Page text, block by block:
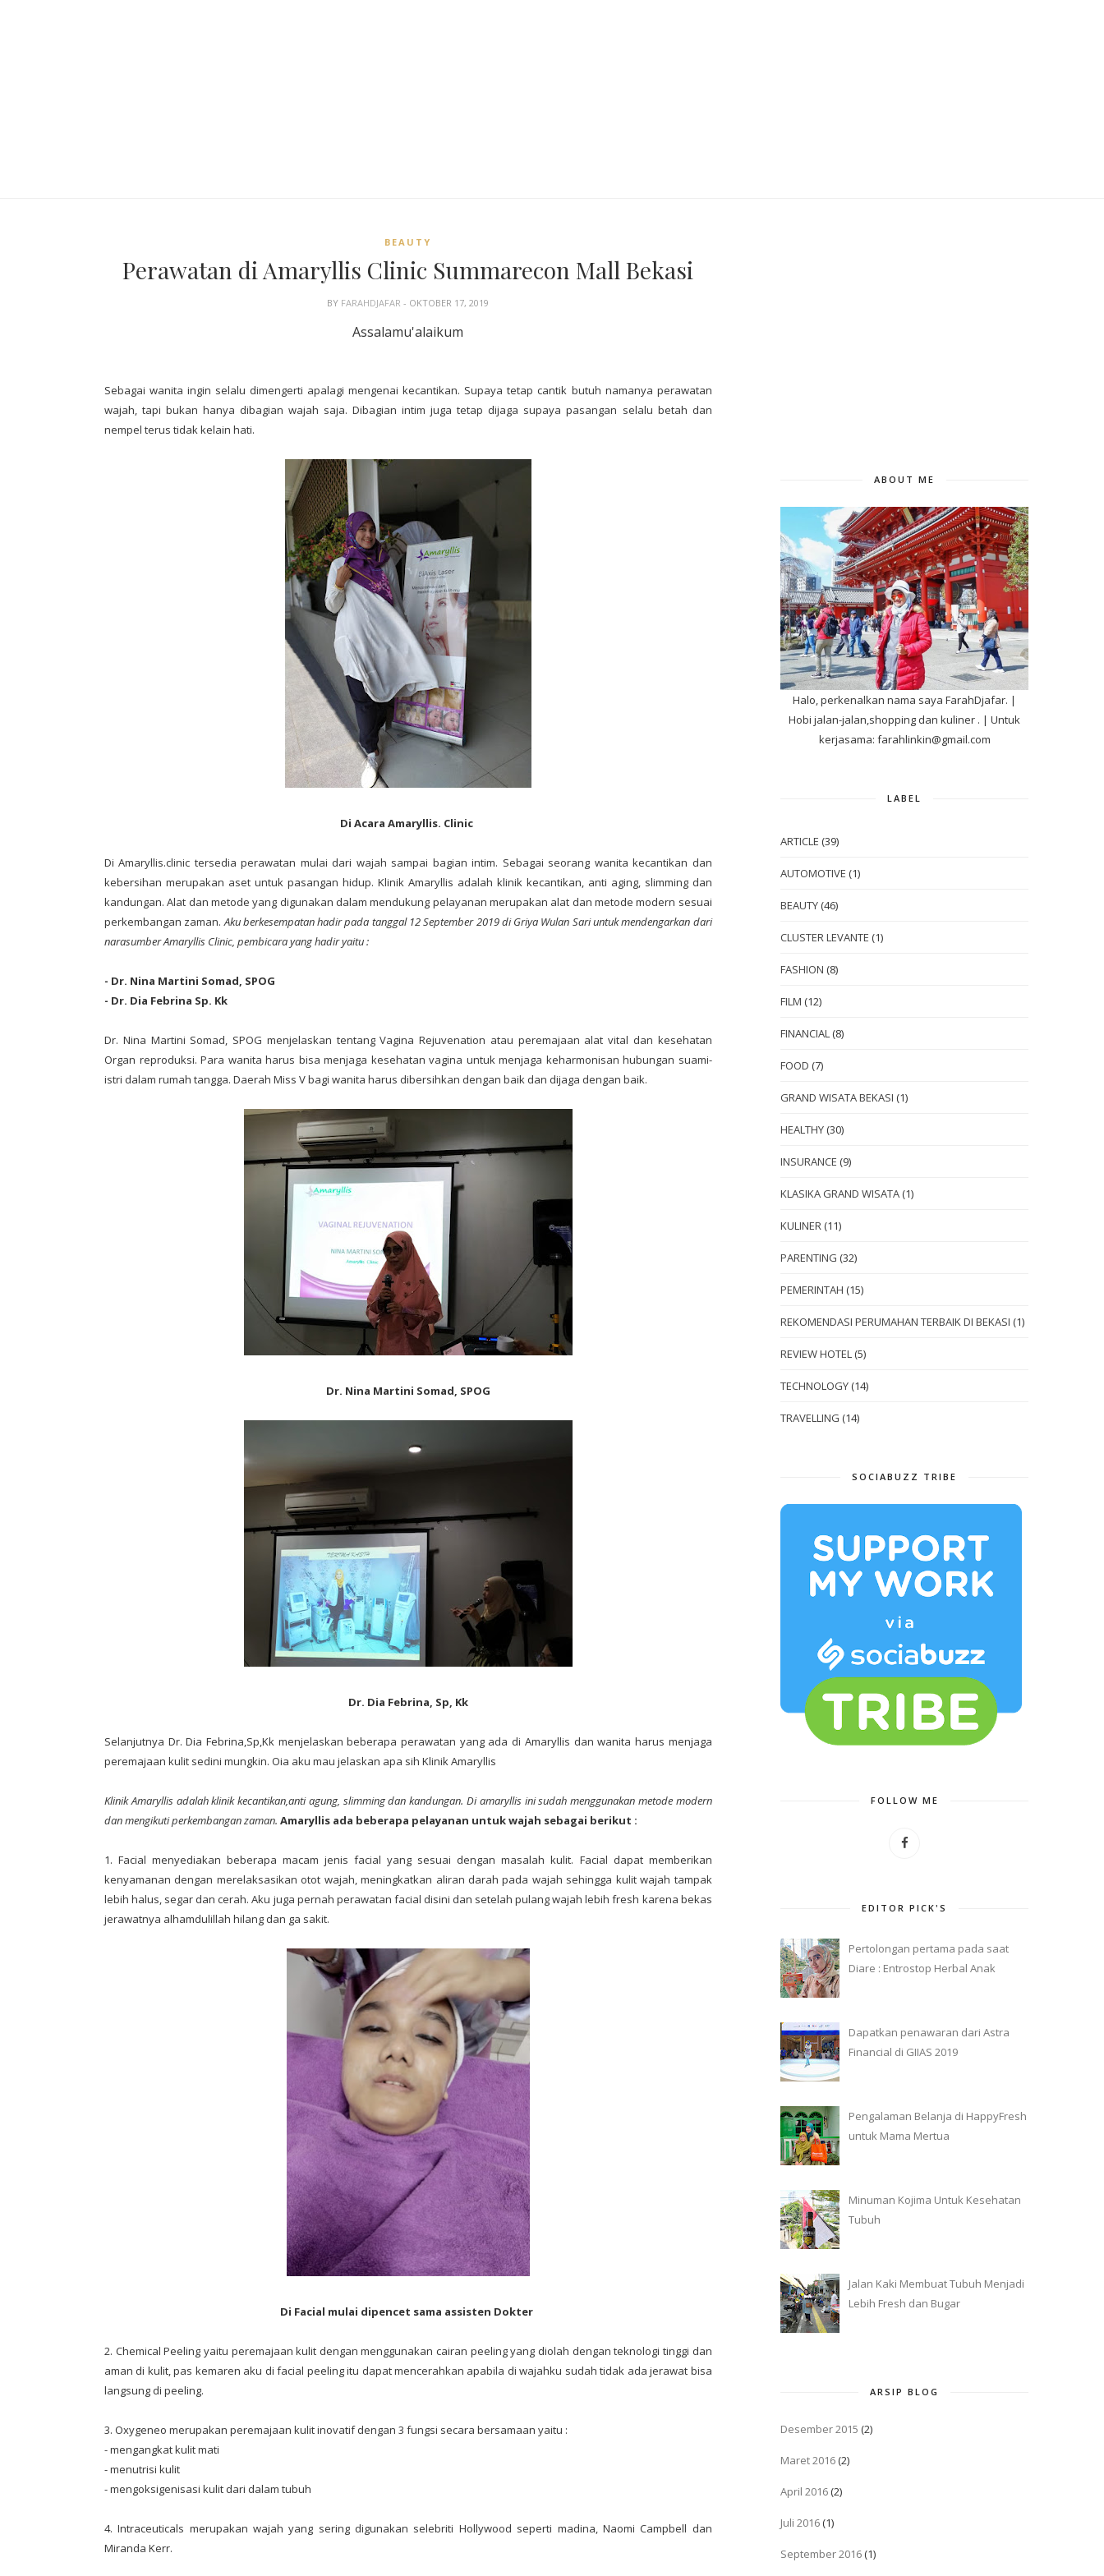
BEAUTY
Perawatan di Amaryllis Clinic Summarecon Mall Bekasi
BY FARAHDJAFAR- OKTOBER 17, 2019
Assalamu'alaikum
Sebagai wanita ingin selalu dimengerti apalagi mengenai kecantikan. Supaya tetap cantik butuh namanya perawatan
wajah, tapi bukan hanya dibagian wajah saja. Dibagian intim juga tetap dijaga supaya pasangan selalu betah dan
nempel terus tidak kelain hati.
Di Acara Amaryllis. Clinic
Di Amaryllis.clinic tersedia perawatan mulai dari wajah sampai bagian intim. Sebagai seorang wanita kecantikan dan
kebersihan merupakan aset untuk pasangan hidup. Klinik Amaryllis adalah klinik kecantikan, anti aging, slimming dan
kandungan. Alat dan metode yang digunakan dalam mendukung pelayanan merupakan alat dan metode modern sesuai
perkembangan zaman.Aku berkesempatan hadir pada tanggal 12 September 2019 di Griya Wulan Sari untuk mendengarkan dari
narasumber Amaryllis Clinic, pembicara yang hadir yaitu :
- Dr. Nina Martini Somad, SPOG
- Dr. Dia Febrina Sp. Kk
Dr. Nina Martini Somad, SPOG menjelaskan tentang Vagina Rejuvenation atau peremajaan alat vital dan kesehatan
Organ reproduksi. Para wanita harus bisa menjaga kesehatan vagina untuk menjaga keharmonisan hubungan suami-
istri dalam rumah tangga. Daerah Miss V bagi wanita harus dibersihkan dengan baik dan dijaga dengan baik.
Dr. Nina Martini Somad, SPOG
Dr. Dia Febrina, Sp, Kk
Selanjutnya Dr. Dia Febrina,Sp,Kk menjelaskan beberapa perawatan yang ada di Amaryllis dan wanita harus menjaga
peremajaan kulit sedini mungkin. Oia aku mau jelaskan apa sih Klinik Amaryllis
Klinik Amaryllis adalah klinik kecantikan,anti agung, slimming dan kandungan. Di amaryllis ini sudah menggunakan metode modern
dan mengikuti perkembangan zaman. Amaryllis ada beberapa pelayanan untuk wajah sebagai berikut :
1. Facial menyediakan beberapa macam jenis facial yang sesuai dengan masalah kulit. Facial dapat memberikan
kenyamanan dengan merelaksasikan otot wajah, meningkatkan aliran darah pada wajah sehingga kulit wajah tampak
lebih halus, segar dan cerah. Aku juga pernah perawatan facial disini dan setelah pulang wajah lebih fresh karena bekas
jerawatnya alhamdulillah hilang dan ga sakit.
Di Facial mulai dipencet sama assisten Dokter
2. Chemical Peeling yaitu peremajaan kulit dengan menggunakan cairan peeling yang diolah dengan teknologi tinggi dan
aman di kulit, pas kemaren aku di facial peeling itu dapat mencerahkan apabila di wajahku sudah tidak ada jerawat bisa
langsung di peeling.
3. Oxygeneo merupakan peremajaan kulit inovatif dengan 3 fungsi secara bersamaan yaitu :
- mengangkat kulit mati
- menutrisi kulit
- mengoksigenisasi kulit dari dalam tubuh
4. Intraceuticals merupakan wajah yang sering digunakan selebriti Hollywood seperti madina, Naomi Campbell dan
Miranda Kerr.
ABOUT ME
Halo, perkenalkan nama saya FarahDjafar. |
Hobi jalan-jalan,shopping dan kuliner . | Untuk
kerjasama: farahlinkin@gmail.com
LABEL
ARTICLE (39)
AUTOMOTIVE (1)
BEAUTY (46)
CLUSTER LEVANTE (1)
FASHION (8)
FILM (12)
FINANCIAL (8)
FOOD (7)
GRAND WISATA BEKASI (1)
HEALTHY (30)
INSURANCE (9)
KLASIKA GRAND WISATA (1)
KULINER (11)
PARENTING (32)
PEMERINTAH (15)
REKOMENDASI PERUMAHAN TERBAIK DI BEKASI (1)
REVIEW HOTEL (5)
TECHNOLOGY (14)
TRAVELLING (14)
SOCIABUZZ TRIBE
FOLLOW ME
EDITOR PICK'S
Pertolongan pertama pada saat
Diare : Entrostop Herbal Anak
Dapatkan penawaran dari Astra
Financial di GIIAS 2019
Pengalaman Belanja di HappyFresh
untuk Mama Mertua
Minuman Kojima Untuk Kesehatan
Tubuh
Jalan Kaki Membuat Tubuh Menjadi
Lebih Fresh dan Bugar
ARSIP BLOG
Desember 2015 (2)
Maret 2016 (2)
April 2016 (2)
Juli 2016 (1)
September 2016 (1)